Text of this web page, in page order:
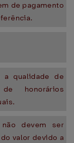
de pagamento
a qualidade de
honorários
devem ser
valor devido a